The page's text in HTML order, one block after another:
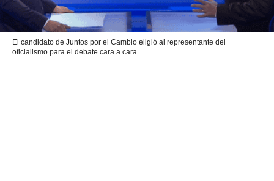
El candidato de Juntos por el Cambio eligió al representante del
oficialismo para el debate cara a cara.